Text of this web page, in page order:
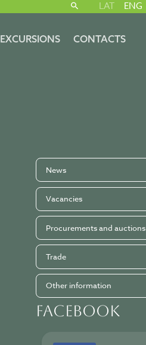
LAT ENG
EXCURSIONS CONTACTS
News
Vacancies
Procurements and auctions
Trade
Other information
Facebook